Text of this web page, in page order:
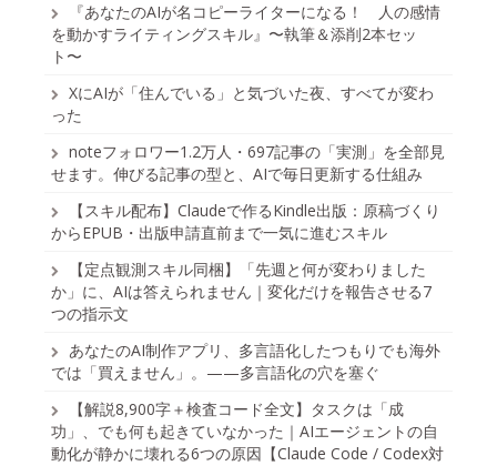
『あなたのAIが名コピーライターになる！ 人の感情
を動かすライティングスキル』〜執筆＆添削2本セッ
ト〜
XにAIが「住んでいる」と気づいた夜、すべてが変わ
った
noteフォロワー1.2万人・697記事の「実測」を全部見
せます。伸びる記事の型と、AIで毎日更新する仕組み
【スキル配布】Claudeで作るKindle出版：原稿づくり
からEPUB・出版申請直前まで一気に進むスキル
【定点観測スキル同梱】「先週と何が変わりました
か」に、AIは答えられません｜変化だけを報告させる7
つの指示文
あなたのAI制作アプリ、多言語化したつもりでも海外
では「買えません」。——多言語化の穴を塞ぐ
【解説8,900字＋検査コード全文】タスクは「成
功」、でも何も起きていなかった｜AIエージェントの自
動化が静かに壊れる6つの原因【Claude Code / Codex対